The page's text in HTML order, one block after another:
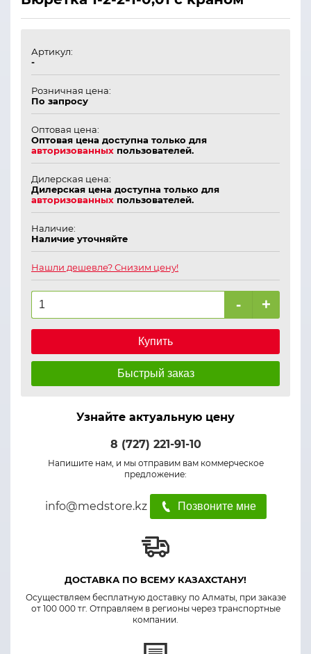
Артикул:
-
Розничная цена:
По запросу
Оптовая цена:
Оптовая цена доступна только для
авторизованных пользователей.
Дилерская цена:
Дилерская цена доступна только для
авторизованных пользователей.
Наличие:
Наличие уточняйте
Нашли дешевле? Снизим цену!
- +
Купить
Быстрый заказ
Узнайте актуальную цену
8 (727) 221-91-10
Напишите нам, и мы отправим вам коммерческое
предложение:
info@medstore.kz Позвоните мне
ДОСТАВКА ПО ВСЕМУ КАЗАХСТАНУ!
Осуществляем бесплатную доставку по Алматы, при заказе
от 100 000 тг. Отправляем в регионы через транспортные
компании.